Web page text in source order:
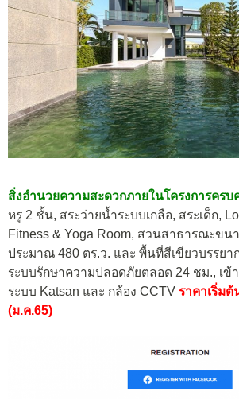
สิ่งอำนวยความสะดวกภายในโครงการครบ
หรู 2 ชั้น, สระว่ายน้ำระบบเกลือ, สระเด็ก,
Fitness & Yoga Room, สวนสาธารณะข
ประมาณ 480 ตร.ว. และ พื้นที่สีเขียวบรรยา
ระบบรักษาความปลอดภัยตลอด 24 ชม., เข้
ระบบ Katsan และ กล้อง CCTV ราคาเริ่ม
(ม.ค.65)